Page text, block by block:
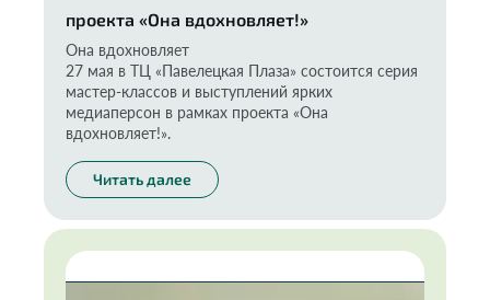
проекта «Она вдохновляет!»
Она вдохновляет
27 мая в ТЦ «Павелецкая Плаза» состоится серия
мастер-классов и выступлений ярких
медиаперсон в рамках проекта «Она
вдохновляет!».
Читать далее